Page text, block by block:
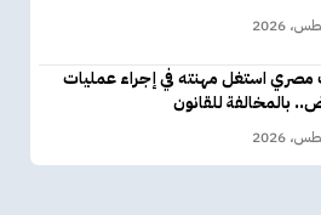
استغل مهنته في إجراء عمليات
بالمخالفة للقانون